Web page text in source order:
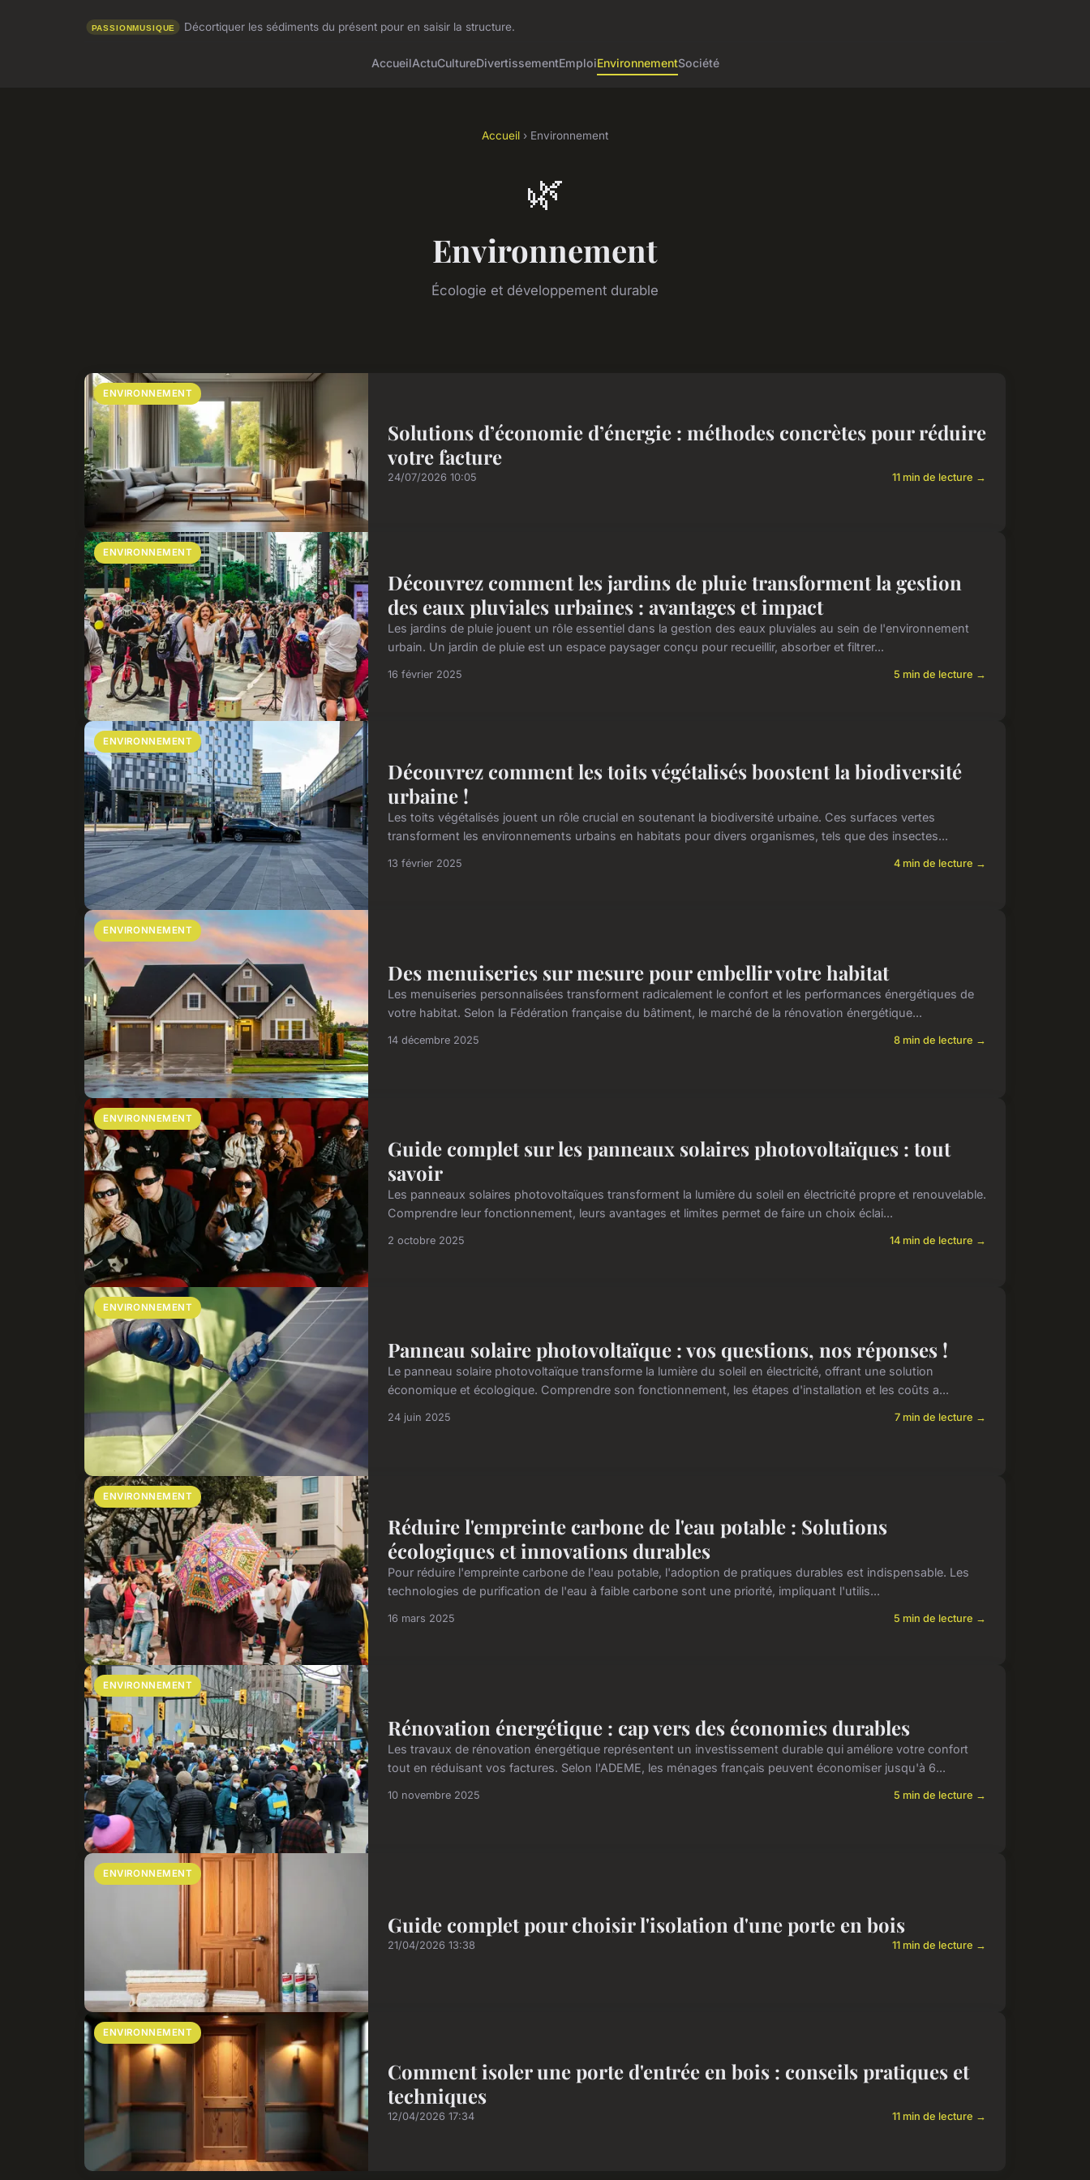
Décortiquer les sédiments du présent pour en saisir la structure.
AccueilActuCultureDivertissementEmploiEnvironnementSociété
Accueil › Environnement
🌿
Environnement
Écologie et développement durable
ENVIRONNEMENT
Solutions d’économie d’énergie : méthodes concrètes pour réduire
votre facture
24/07/2026 10:05 11 min de lecture →
ENVIRONNEMENT
Découvrez comment les jardins de pluie transforment la gestion
des eaux pluviales urbaines : avantages et impact
Les jardins de pluie jouent un rôle essentiel dans la gestion des eaux pluviales au sein de l'environnement
urbain. Un jardin de pluie est un espace paysager conçu pour recueillir, absorber et filtrer...
16 février 2025 5 min de lecture →
ENVIRONNEMENT
Découvrez comment les toits végétalisés boostent la biodiversité
urbaine !
Les toits végétalisés jouent un rôle crucial en soutenant la biodiversité urbaine. Ces surfaces vertes
transforment les environnements urbains en habitats pour divers organismes, tels que des insectes...
13 février 2025 4 min de lecture →
ENVIRONNEMENT
Des menuiseries sur mesure pour embellir votre habitat
Les menuiseries personnalisées transforment radicalement le confort et les performances énergétiques de
votre habitat. Selon la Fédération française du bâtiment, le marché de la rénovation énergétique...
14 décembre 2025 8 min de lecture →
ENVIRONNEMENT
Guide complet sur les panneaux solaires photovoltaïques : tout
savoir
Les panneaux solaires photovoltaïques transforment la lumière du soleil en électricité propre et renouvelable.
Comprendre leur fonctionnement, leurs avantages et limites permet de faire un choix éclai...
2 octobre 2025 14 min de lecture →
ENVIRONNEMENT
Panneau solaire photovoltaïque : vos questions, nos réponses !
Le panneau solaire photovoltaïque transforme la lumière du soleil en électricité, offrant une solution
économique et écologique. Comprendre son fonctionnement, les étapes d'installation et les coûts a...
24 juin 2025 7 min de lecture →
ENVIRONNEMENT
Réduire l'empreinte carbone de l'eau potable : Solutions
écologiques et innovations durables
Pour réduire l'empreinte carbone de l'eau potable, l'adoption de pratiques durables est indispensable. Les
technologies de purification de l'eau à faible carbone sont une priorité, impliquant l'utilis...
16 mars 2025 5 min de lecture →
ENVIRONNEMENT
Rénovation énergétique : cap vers des économies durables
Les travaux de rénovation énergétique représentent un investissement durable qui améliore votre confort
tout en réduisant vos factures. Selon l'ADEME, les ménages français peuvent économiser jusqu'à 6...
10 novembre 2025 5 min de lecture →
ENVIRONNEMENT
Guide complet pour choisir l'isolation d'une porte en bois
21/04/2026 13:38 11 min de lecture →
ENVIRONNEMENT
Comment isoler une porte d'entrée en bois : conseils pratiques et
techniques
12/04/2026 17:34 11 min de lecture →